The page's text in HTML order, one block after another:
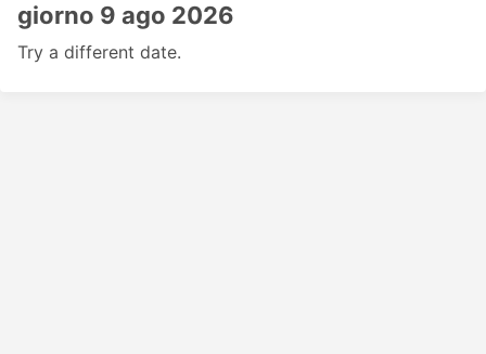
giorno 9 ago 2026
Try a different date.